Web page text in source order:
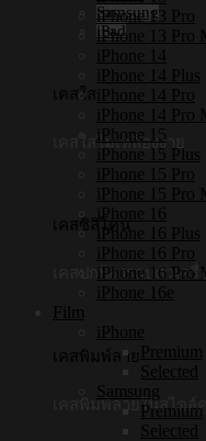
Samsung
iPad
เคสใส
เคสใสไม่เหลืองง่าย
เคสซิลิโคน
เคสปกป้องรอบตัวเครื่
เคสพิมพ์ลาย
เคสพิมพ์ลายในสไตล์
iPhone 13 Pro
iPhone 13 Pro
iPhone 14
iPhone 14 Plus
iPhone 14 Pro
iPhone 14 Pro
iPhone 15
iPhone 15 Plus
iPhone 15 Pro
iPhone 15 Pro
iPhone 16
iPhone 16 Plus
iPhone 16 Pro
iPhone 16 Pro
iPhone 16e
Film
iPhone
Premium
Selected
Samsung
Premium
Selected